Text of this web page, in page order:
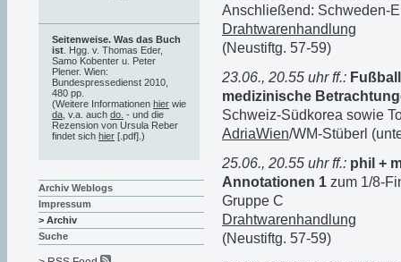
Anschließend: Schweden-
Drahtwarenhandlung
(Neustiftg. 57-59)
23.06., 20.55 uhr ff.:
medizinische
Schweiz-Südkorea sowie
AdriaWien/WM-Stüberl
25.06., 20.55 uhr ff.: phil +
Annotationen 1 zum 1/8-
Gruppe C
Drahtwarenhandlung
(Neustiftg. 57-59)
Seitenweise. Was das Buch
ist . Hgg. v. Thomas Eder,
Samo Kobenter u. Peter
Plener. Wien:
Bundespressedienst 2010,
480 pp.
(Weitere Informationen hier wie
da , v.a. auch do. - und die
Rezension von Ursula Reber
findet sich hier [.pdf].)
Archiv Weblogs
Impressum
> Archiv
Suche